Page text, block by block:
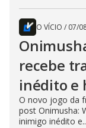
O VÍCIO / 07/
recebe
inédito e
O novo jogo da
post Onimusha:
inimigo inédito